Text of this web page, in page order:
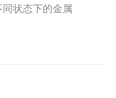
状态下的金属